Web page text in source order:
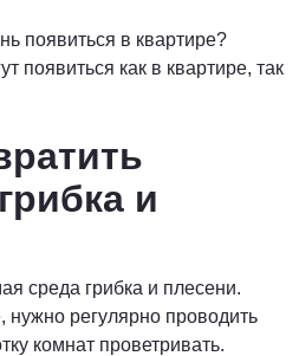
появиться в квартире?
появиться как в квартире, так
и
среда грибка и плесени.
регулярно проводить
комнат проветривать.